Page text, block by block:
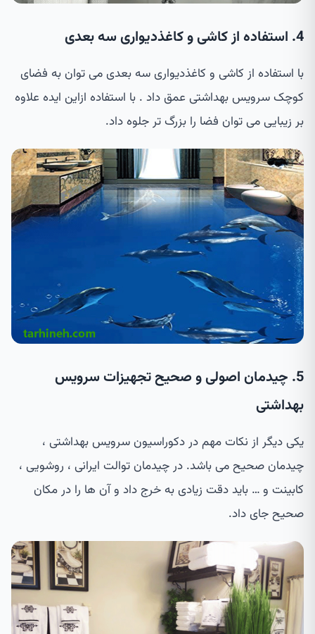
4. استفاده از کاشی و کاغذدیواری سه بعدی
با استفاده از کاشی و کاغذدیواری سه بعدی می توان به فضای
کوچک سرویس بهداشتی عمق داد . با استفاده ازاین ایده علاوه
بر زیبایی می توان فضا را بزرگ تر جلوه داد.
5. چیدمان اصولی و صحیح تجهیزات سرویس
بهداشتی
یکی دیگر از نکات مهم در دکوراسیون سرویس بهداشتی ،
چیدمان صحیح می باشد. در چیدمان توالت ایرانی ، روشویی ،
کابینت و … باید دقت زیادی به خرج داد و آن ها را در مکان
صحیح جای داد.